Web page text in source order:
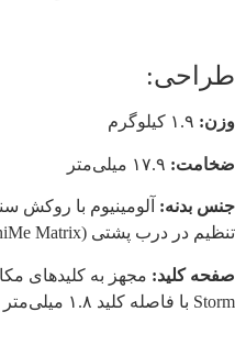
طراحی:
وزن:
ضخامت:
جنس بدنه:
تنظیم در درب پشتی (AniMe Matrix)
صفحه کلید:
Storm با فاصله کلید ۱.۸ میلی‌متر و نورپردازی تک‌کلید RGB